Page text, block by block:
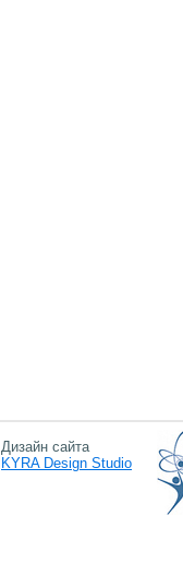
Дизайн сайта
KYRA Design Studio